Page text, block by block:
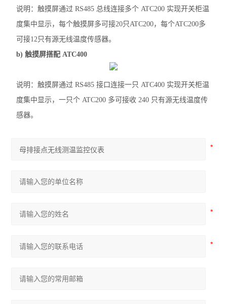
说明：触摸屏通过 RS485 总线连接多个 ATC200 实现开关柜温
度集中显示，每个触摸屏多可接20只ATC200，每个ATC200多
可接12只有源无线温度传感器。
b) 触摸屏搭配 ATC400
说明：触摸屏通过 RS485 接口连接一只 ATC400 实现开关柜温
度集中显示，一只个 ATC200 多可接收 240 只有源无线温度传
感器。